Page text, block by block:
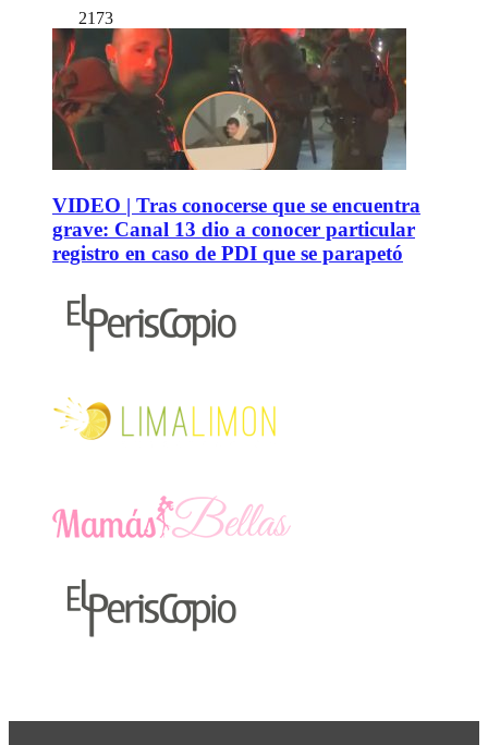
2173
VIDEO | Tras conocerse que se encuentra
grave: Canal 13 dio a conocer particular
registro en caso de PDI que se parapetó